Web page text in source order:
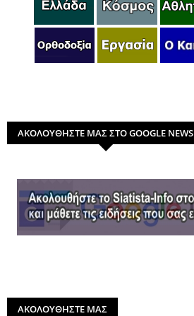
ΑΚΟΛΟΥΘΗΣΤΕ ΜΑΣ ΣΤΟ GOOGLE NEWS
ΑΚΟΛΟΥΘΗΣΤΕ ΜΑΣ